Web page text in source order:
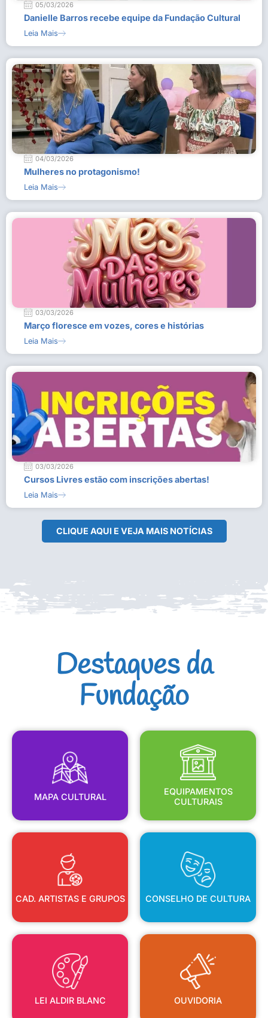
05/03/2026
Danielle Barros recebe equipe da Fundação Cultural
Leia Mais
04/03/2026
Mulheres no protagonismo!
Leia Mais
03/03/2026
Março floresce em vozes, cores e histórias
Leia Mais
03/03/2026
Cursos Livres estão com inscrições abertas!
Leia Mais
CLIQUE AQUI E VEJA MAIS NOTÍCIAS
Destaques da
Fundação
MAPA CULTURAL
MAPA CULTURAL
EQUIPAMENTOS
CULTURAIS
EQUIPAMENTOS
CULTURAIS
CAD. ARTISTAS E GRUPOS
CAD. ARTISTAS E GRUPOS
CONSELHO DE CULTURA
CONSELHO DE CULTURA
LEI ALDIR BLANC
LEI ALDIR BLANC
OUVIDORIA
OUVIDORIA